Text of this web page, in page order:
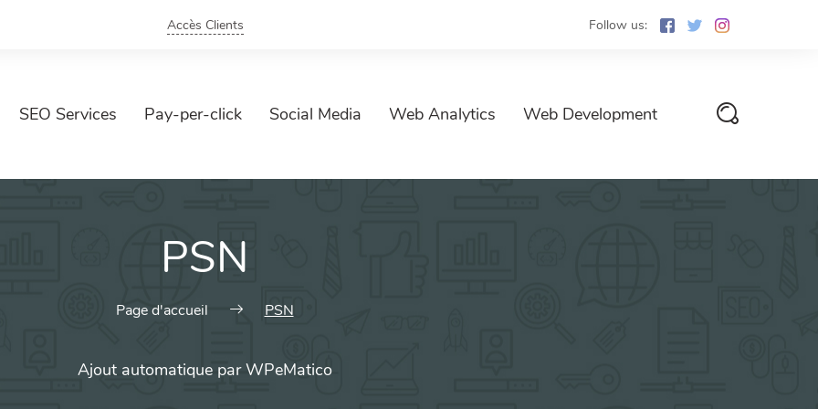
Accès Clients Follow us:
SEO Services Pay-per-click Social Media Web Analytics Web Development
PSN
Page d'accueil PSN
Ajout automatique par WPeMatico